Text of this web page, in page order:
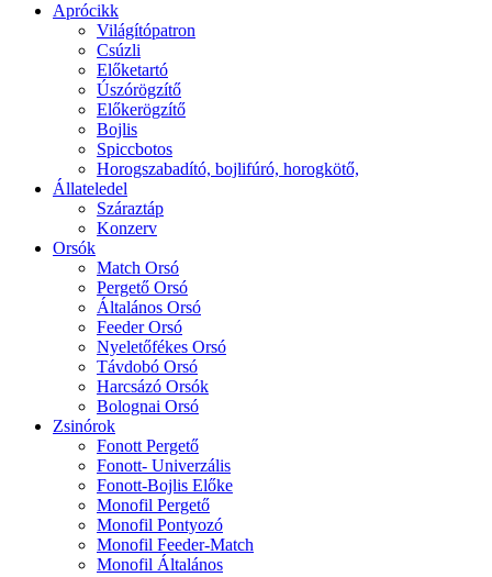
Aprócikk
Világítópatron
Csúzli
Előketartó
Úszórögzítő
Előkerögzítő
Bojlis
Spiccbotos
Horogszabadító, bojlifúró, horogkötő,
Állateledel
Száraztáp
Konzerv
Orsók
Match Orsó
Pergető Orsó
Általános Orsó
Feeder Orsó
Nyeletőfékes Orsó
Távdobó Orsó
Harcsázó Orsók
Bolognai Orsó
Zsinórok
Fonott Pergető
Fonott- Univerzális
Fonott-Bojlis Előke
Monofil Pergető
Monofil Pontyozó
Monofil Feeder-Match
Monofil Általános